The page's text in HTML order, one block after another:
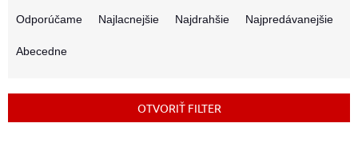
p
Odporúčame Najlacnejšie Najdrahšie Najpredávanejšie
Abecedne
OTVORIŤ FILTER